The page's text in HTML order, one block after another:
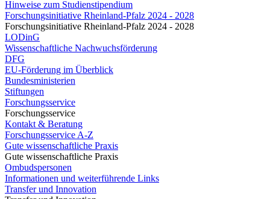
Hinweise zum Studienstipendium
Forschungsinitiative Rheinland-Pfalz 2024 - 2028
Forschungsinitiative Rheinland-Pfalz 2024 - 2028
LODinG
Wissenschaftliche Nachwuchsförderung
DFG
EU-Förderung im Überblick
Bundesministerien
Stiftungen
Forschungsservice
Forschungsservice
Kontakt & Beratung
Forschungsservice A-Z
Gute wissenschaftliche Praxis
Gute wissenschaftliche Praxis
Ombudspersonen
Informationen und weiterführende Links
Transfer und Innovation